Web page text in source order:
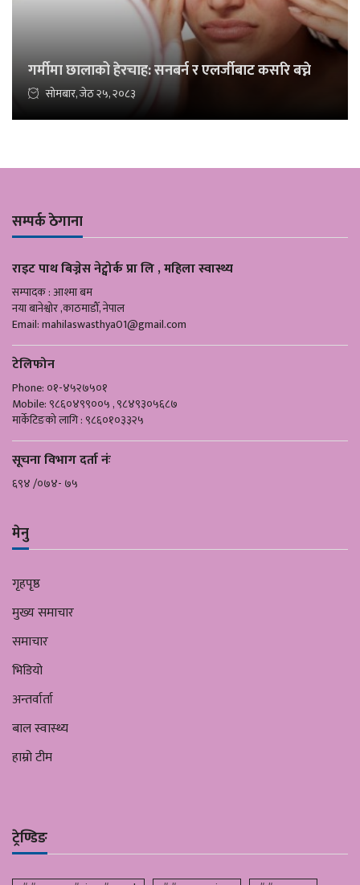
गर्मीमा छालाको हेरचाह: सनबर्न र एलर्जीबाट कसरि बच्ने
सोमबार, जेठ २५, २०८३
सम्पर्क ठेगाना
राइट पाथ बिज्नेस नेट्वोर्क प्रा लि , महिला स्वास्थ्य
सम्पादक : आश्मा बम
नया बानेश्वोर ,काठमाडौँ, नेपाल
Email:mahilaswasthya01@gmail.com
टेलिफोन
Phone: ०१-४५२७५०१
Mobile: ९८६०४९९००५ , ९८४९३०५६८७
मार्केटिङको लागि : ९८६०१०३३२५
सूचना विभाग दर्ता नंः
६९४ /०७४- ७५
मेनु
गृहपृष्ठ
मुख्य समाचार
समाचार
भिडियो
अन्तर्वार्ता
बाल स्वास्थ्य
हाम्रो टीम
ट्रेण्डिङ